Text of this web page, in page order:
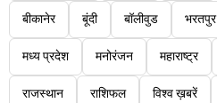
बीकानेर बूंदी बॉलीवुड भरतपुर
मध्य प्रदेश मनोरंजन महाराष्ट्र
राजस्थान राशिफल विश्व ख़बरें